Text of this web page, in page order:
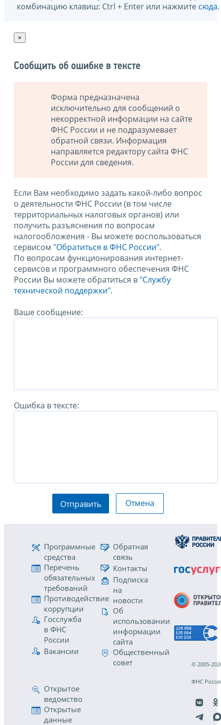
комбинацию клавиш: Ctrl + Enter или нажмите сюда.
×
Сообщить об ошибке в тексте
Форма предназначена
исключительно для сообщений о
некорректной информации на сайте
ФНС России и не подразумевает
обратной связи. Информация
направляется редактору сайта ФНС
России для сведения.
Если Вам необходимо задать какой-либо вопрос
о деятельности ФНС России (в том числе
территориальных налоговых органов) или
получить разъяснения по вопросам
налогообложения - Вы можете воспользоваться
сервисом "Обратиться в ФНС России".
По вопросам функционирования интернет-
сервисов и программного обеспечения ФНС
России Вы можете обратиться в "Службу
технической поддержки".
Ваше сообщение:
Ошибка в тексте:
Отправить Отмена
Программные
средства
Перечень
обязательных
требований
Противодействие
коррупции
Госслужба
в ФНС
России
Вакансии
Обратная
связь
Контакты
Подписка
на
новости
Об
использовании
информации
сайта
Общественный
совет
Открытое
ведомство
Открытые
данные
© 2005-
ФНС